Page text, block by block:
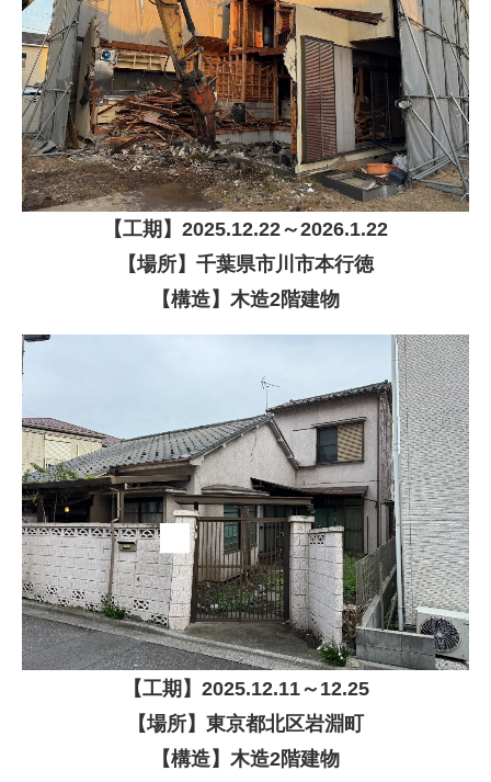
【工期】 2025.12.22～2026.1.22
【場所】千葉県市川市本行徳
【構造】木造2階建物
【工期】 2025.12.11～12.25
【場所】東京都北区岩淵町
【構造】 木造2階建物